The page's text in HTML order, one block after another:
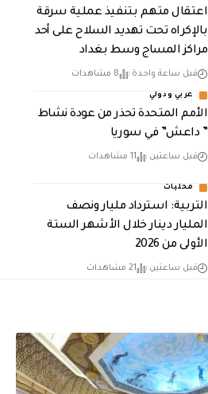
اعتقال متهم بتنفيذ عملية سرقة
بالإكراه تحت تهديد السلاح على أحد
مراكز المساج وسط بغداد
قبل ساعة واحدة 8 مشاهدات
عربي ودولي
الأمم المتحدة تحذر من عودة نشاط
” داعش” في سوريا
قبل ساعتين 11 مشاهدات
محليات
التربية: استرداد مليار ونصف
المليار دينار خلال الأشهر الستة
الأولى من 2026
قبل ساعتين 21 مشاهدات